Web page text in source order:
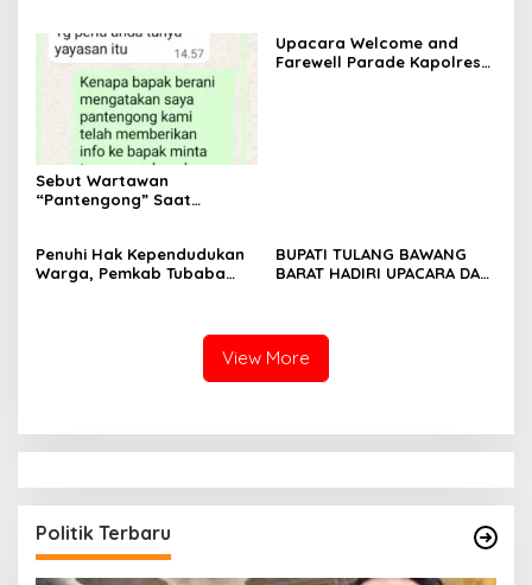
Stimulan Rumah
Sebut Wartawan
“Pantengong” Saat
Etika, DPR‑Provinsi,
Gubernur dan PLLDA
Upacara Welcome and
Farewell Parade Kapolres
Penuhi Hak Kependudukan
Warga, Pemkab Tubaba
BUPATI TULANG BAWANG
BARAT HADIRI UPACARA DAN
View More
Politik Terbaru